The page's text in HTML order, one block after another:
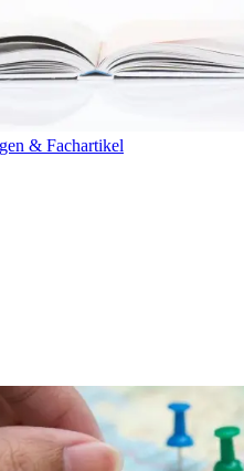
& Fachartikel